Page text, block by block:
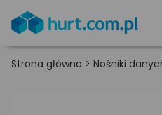
Strona główna > Nośniki